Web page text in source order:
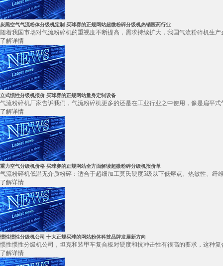
炭黑空气气流粉体分级机定制 买球赛的正规网站超微粉碎分级机热销医药行业
随着我国市场对气流粉碎机的重视度不断提高，需求持续扩大，我国气流粉碎机生
了解详情
立式惯性分级机报价 买球赛的正规网站量身定制设备
气流粉碎机厂家告诉我们，气流粉碎机更多的还是在工业行业之中使用，像是扁平
了解详情
重力空气分级机价格 买球赛的正规网站全方面解读超微粉碎分级机报价单
气流粉碎机低温无介质粉碎：适合于超细加工莫氏硬度5级以下低熔点、热敏性、
了解详情
惯性惯性分级机公司 十大正规买球的网站粉体科技品牌发展新方向
惯性惯性分级机公司，坦克和装甲车复合板对硬度和抗冲击性有很高的要求，这种
了解详情